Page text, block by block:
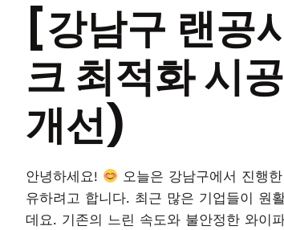
[강남구 랜공
크 최적화 시
개선)
안녕하세요! 오늘은 강남구에서 진행
유하려고 합니다. 최근 많은 기업들이 원
데요. 기존의 느린 속도와 불안정한 와이